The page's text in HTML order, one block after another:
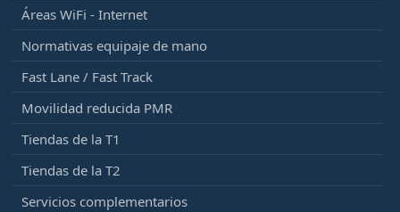
Áreas WiFi - Internet
Normativas equipaje de mano
Fast Lane / Fast Track
Movilidad reducida PMR
Tiendas de la T1
Tiendas de la T2
Servicios complementarios